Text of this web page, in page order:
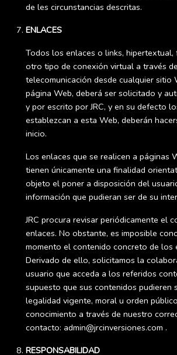
de les circunstancias descritas.
ENLACES
Todos los enlaces o links, hipertextual,
otro tipo de conexión virtual a través
telecomunicación desde cualquier sitio
página Web, deberá ser solicitado y
y por escrito por JRC, y en su defecto
establezcan a esta Web, deberán
inicio.
Los enlaces que se realicen a páginas
tienen únicamente una finalidad
objeto el poner a disposición del
información que pudieran ser de su
JRC procura revisar periódicamente el
enlaces. No obstante, es imposible
momento el contenido concreto de los
Derivado de ello, solicitamos la
usuario que acceda a los referidos
supuesto que sus contenidos pudieren
legalidad vigente, moral u orden
conocimiento a través de nuestro
contacto: admin@jrcinversiones.com .
RESPONSABILIDAD